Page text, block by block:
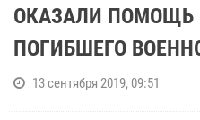
ОКАЗАЛИ ПОМОЩЬ
ПОГИБШЕГО
13 сентября 2019, 09:51